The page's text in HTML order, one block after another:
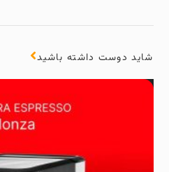
شاید دوست داشته باشید